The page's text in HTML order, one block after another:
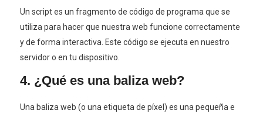
Un script es un fragmento de código de programa que se
utiliza para hacer que nuestra web funcione correctamente
y de forma interactiva. Este código se ejecuta en nuestro
servidor o en tu dispositivo.
4. ¿Qué es una baliza web?
Una baliza web (o una etiqueta de píxel) es una pequeña e